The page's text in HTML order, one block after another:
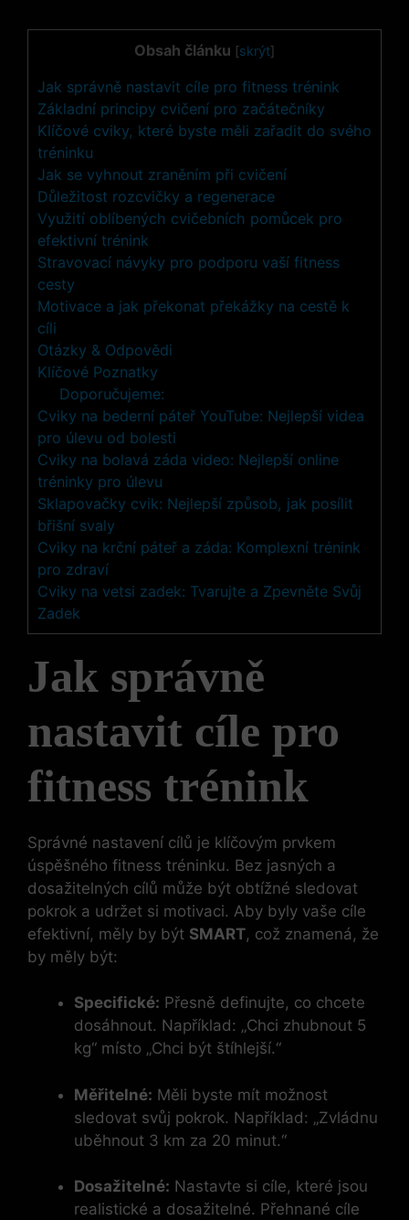
Obsah článku [skrýt]
Jak správně nastavit cíle pro fitness trénink
Základní principy cvičení pro začátečníky
Klíčové cviky, které byste měli zařadit do svého
tréninku
Jak se vyhnout zraněním při cvičení
Důležitost rozcvičky a regenerace
Využití oblíbených cvičebních pomůcek pro
efektivní trénink
Stravovací návyky pro podporu vaší fitness
cesty
Motivace a jak překonat překážky na cestě k
cíli
Otázky & Odpovědi
Klíčové Poznatky
Doporučujeme:
Cviky na bederní páteř YouTube: Nejlepší videa
pro úlevu od bolesti
Cviky na bolavá záda video: Nejlepší online
tréninky pro úlevu
Sklapovačky cvik: Nejlepší způsob, jak posílit
břišní svaly
Cviky na krční páteř a záda: Komplexní trénink
pro zdraví
Cviky na vetsi zadek: Tvarujte a Zpevněte Svůj
Zadek
Jak správně
nastavit cíle pro
fitness trénink
Správné nastavení cílů je klíčovým prvkem
úspěšného fitness tréninku. Bez jasných a
dosažitelných cílů může být obtížné sledovat
pokrok a udržet si motivaci. Aby byly vaše cíle
efektivní, měly by být SMART, což znamená, že
by měly být:
Specifické: Přesně definujte, co chcete
dosáhnout. Například: „Chci zhubnout 5
kg“ místo „Chci být štíhlejší.“
Měřitelné: Měli byste mít možnost
sledovat svůj pokrok. Například: „Zvládnu
uběhnout 3 km za 20 minut.“
Dosažitelné: Nastavte si cíle, které jsou
realistické a dosažitelné. Přehnané cíle